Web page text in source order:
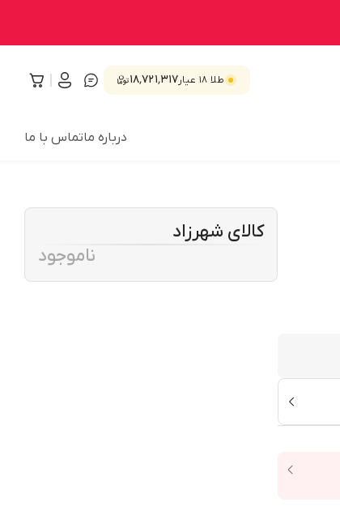
طلا ۱۸ عیار ۱۸٬۷۲۱٬۳۱۷
درباره ماتماس با ما
کالای شهرزاد
ناموجود